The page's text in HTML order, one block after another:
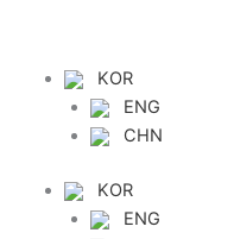
KOR
ENG
CHN
KOR
ENG